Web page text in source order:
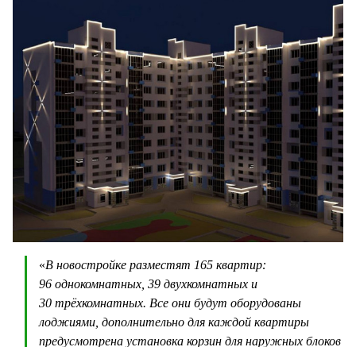
«В новостройке разместят 165 квартир:
96 однокомнатных, 39 двухкомнатных и
30 трёхкомнатных. Все они будут оборудованы
лоджиями, дополнительно для каждой квартиры
предусмотрена установка корзин для наружных блоков